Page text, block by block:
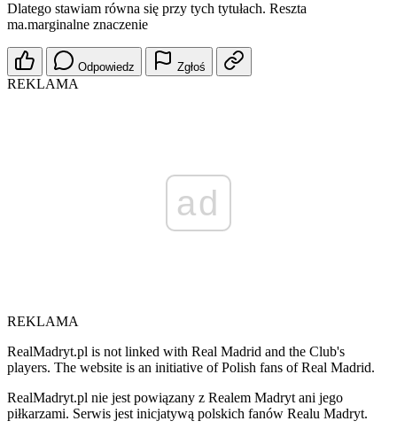
Dlatego stawiam równa się przy tych tytułach. Reszta
ma.marginalne znaczenie
Odpowiedz Zgłoś
REKLAMA
ad
REKLAMA
RealMadryt.pl is not linked with Real Madrid and the Club's
players. The website is an initiative of Polish fans of Real Madrid.
RealMadryt.pl nie jest powiązany z Realem Madryt ani jego
piłkarzami. Serwis jest inicjatywą polskich fanów Realu Madryt.